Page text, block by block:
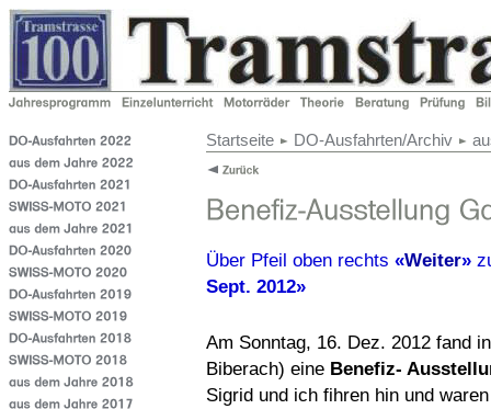
Startseite DO-Ausfahrten/Archiv
Über Pfeil oben rechts «Weiter»
Sept. 2012»
Am Sonntag, 16. Dez. 2012 fand
Biberach) eine Benefiz-
Sigrid und ich fihren hin und